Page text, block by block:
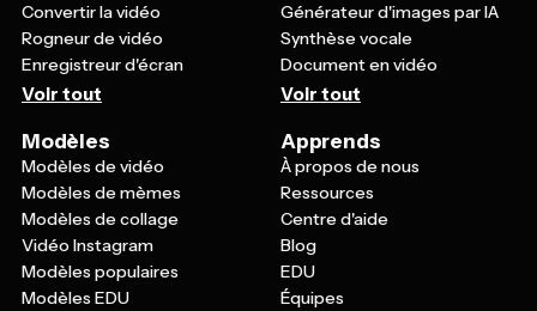
Convertir la vidéo
Rogneur de vidéo
Enregistreur d'écran
Voir tout
Générateur d'images par IA
Synthèse vocale
Document en vidéo
Voir tout
Modèles
Modèles de vidéo
Modèles de mèmes
Modèles de collage
Vidéo Instagram
Modèles populaires
Modèles EDU
Apprends
À propos de nous
Ressources
Centre d'aide
Blog
EDU
Équipes